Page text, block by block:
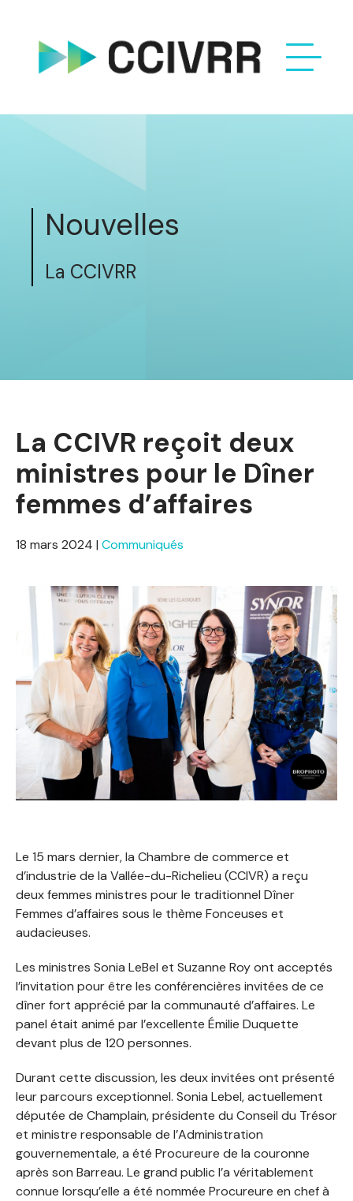
Nouvelles
La CCIVRR
La CCIVR reçoit deux
ministres pour le Dîner
femmes d’affaires
18 mars 2024 | Communiqués
Le 15 mars dernier, la Chambre de commerce et
d’industrie de la Vallée-du-Richelieu (CCIVR) a reçu
deux femmes ministres pour le traditionnel Dîner
Femmes d’affaires sous le thème Fonceuses et
audacieuses.
Les ministres Sonia LeBel et Suzanne Roy ont acceptés
l’invitation pour être les conférencières invitées de ce
dîner fort apprécié par la communauté d’affaires. Le
panel était animé par l’excellente Émilie Duquette
devant plus de 120 personnes.
Durant cette discussion, les deux invitées ont présenté
leur parcours exceptionnel. Sonia Lebel, actuellement
députée de Champlain, présidente du Conseil du Trésor
et ministre responsable de l’Administration
gouvernementale, a été Procureure de la couronne
après son Barreau. Le grand public l’a véritablement
connue lorsqu’elle a été nommée Procureure en chef à